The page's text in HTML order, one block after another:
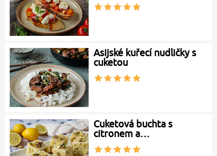
Asijské kuřecí nudličky s
cuketou
Cuketová buchta s
citronem a…